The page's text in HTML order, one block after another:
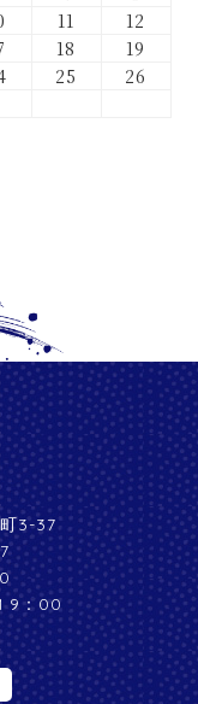
11
12
18
19
25
26
3-37
9：00